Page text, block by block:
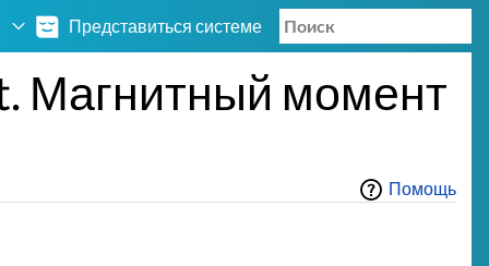
Представиться системе
Магнитный момент
Помощь